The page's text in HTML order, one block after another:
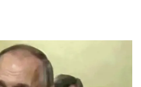
objavljene snimke.